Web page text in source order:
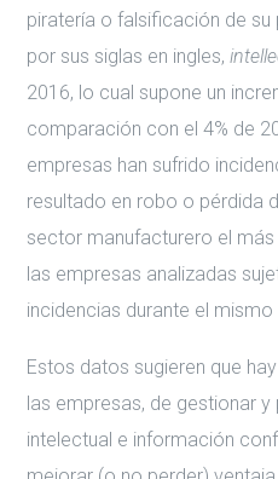
piratería o falsificación de su
por sus siglas en ingles,
2016, lo cual supone un
comparación con el 4% de
empresas han sufrido
resultado en robo o pérdida
sector manufacturero el
las empresas analizadas
incidencias durante el mismo
Estos datos sugieren que
las empresas, de gestionar
intelectual e información